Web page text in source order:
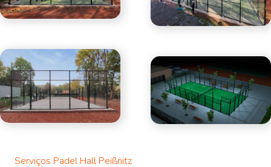
Serviços Padel Hall Peißnitz